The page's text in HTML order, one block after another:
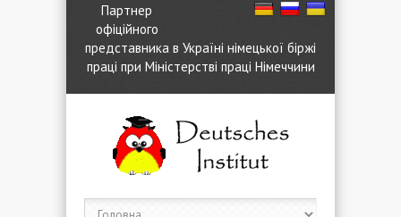
Партнер
офіційного
представника в Україні німецької біржі
праці при Міністерстві праці Німеччини